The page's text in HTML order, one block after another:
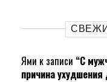
Ями к записи “С
причина